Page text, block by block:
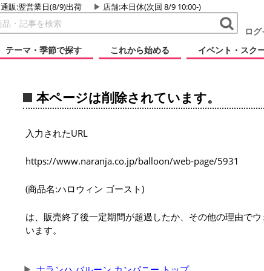
通販:翌営業日(8/9)出荷 店舗:本日休(次回 8/9 10:00-)
ロ
テーマ・季節で探す
これから始める イベント・スク
本ページは削除されています。
入力されたURL
https://www.naranja.co.jp/balloon/web-page/5931
(商品名:ハロウィン ゴースト)
は、販売終了後一定期間が超過したか、その他の理由で
います。